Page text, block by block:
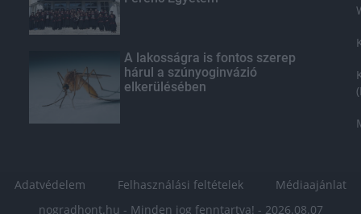
A lakosságra is fontos szerep
hárul a szúnyoginvázió
elkerülésében
Adatvédelem Felhasználási feltételek Médiaajánlat
nogradhont.hu - Minden jog fenntartva! - 2026.08.07